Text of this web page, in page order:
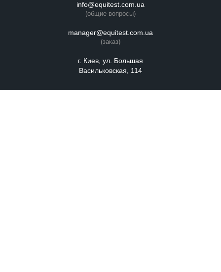
info@equitest.com.ua
(общие вопросы)
manager@equitest.com.ua
(заказ)
г. Киев, ул. Большая
Васильковская, 114